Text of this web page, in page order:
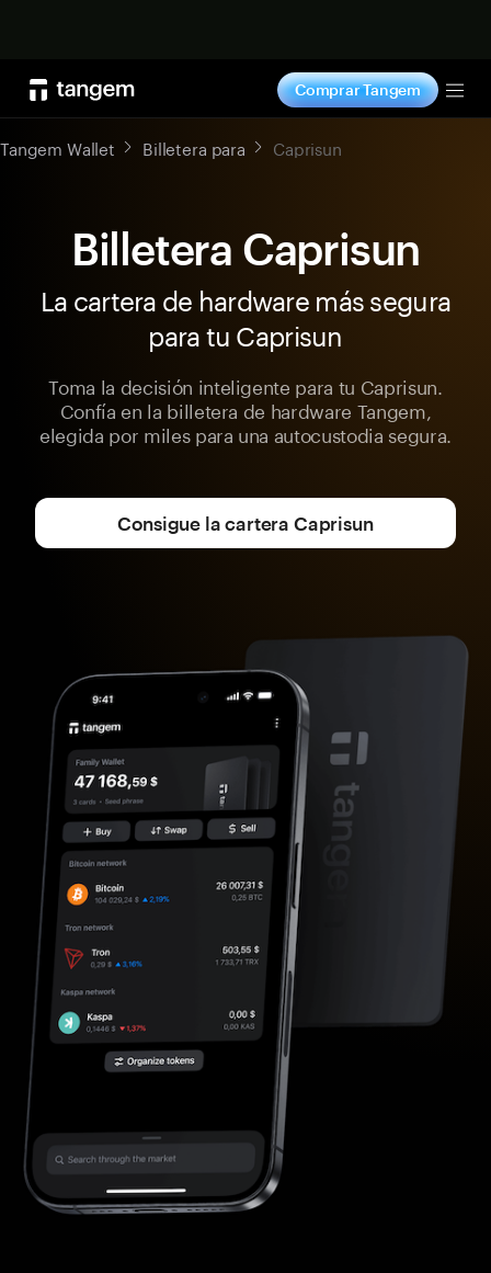
Comprar Tangem
Tangem Wallet Billetera para Caprisun
Billetera Caprisun
La cartera de hardware más segura
para tu Caprisun
Toma la decisión inteligente para tu Caprisun.
Confía en la billetera de hardware Tangem,
elegida por miles para una autocustodia segura.
Consigue la cartera Caprisun